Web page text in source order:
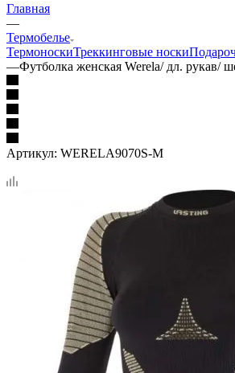
Главная
—
Термобелье
ТермоноскиТреккинговые носки
—Футболка женская Werela/ дл. рукав/
Артикул: WERELA9070S-M